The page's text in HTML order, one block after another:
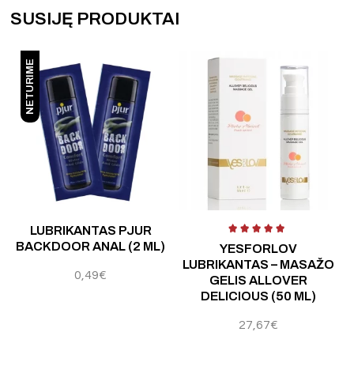
SUSIJĘ PRODUKTAI
NETURIME
LUBRIKANTAS PJUR
BACKDOOR ANAL (2 ML)
0,49€
YESFORLOV
LUBRIKANTAS – MASAŽO
GELIS ALLOVER
DELICIOUS (50 ML)
27,67€
Įvertinimas:4.80iš 5